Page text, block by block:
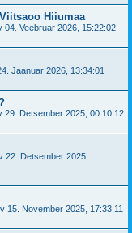
Hiiumaa
04. Veebruar 2026, 15:22:02
Jaanuar 2026, 13:34:01
29. Detsember 2025, 00:10:12
22. Detsember 2025,
15. November 2025, 17:33:11